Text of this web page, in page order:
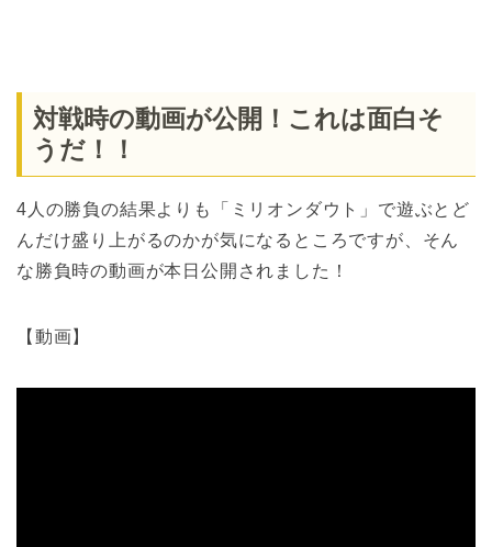
対戦時の動画が公開！これは面白そ
うだ！！
4人の勝負の結果よりも「ミリオンダウト」で遊ぶとど
んだけ盛り上がるのかが気になるところですが、そん
な勝負時の動画が本日公開されました！
【動画】